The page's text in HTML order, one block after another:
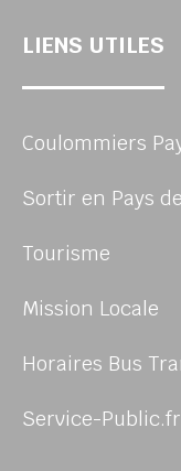
LIENS UTILES
Coulommiers
Sortir en Pays
Tourisme
Mission Locale
Horaires Bus
Service-Public.fr